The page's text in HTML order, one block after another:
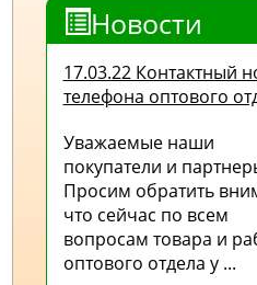
Новости
17.03.22 Контактный
телефона оптового
Уважаемые наши
покупатели и
Просим обратить
что сейчас по всем
вопросам товара и
оптового отдела у ...